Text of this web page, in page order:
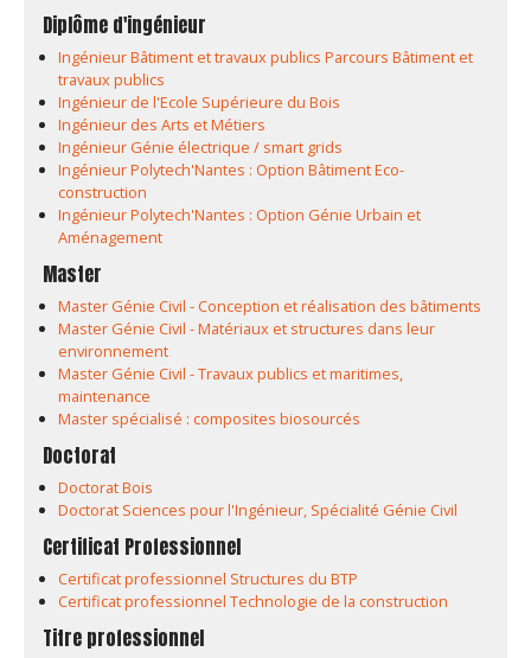
Diplôme d'ingénieur
Ingénieur Bâtiment et travaux publics Parcours Bâtiment et
travaux publics
Ingénieur de l'Ecole Supérieure du Bois
Ingénieur des Arts et Métiers
Ingénieur Génie électrique / smart grids
Ingénieur Polytech'Nantes : Option Bâtiment Eco-
construction
Ingénieur Polytech'Nantes : Option Génie Urbain et
Aménagement
Master
Master Génie Civil - Conception et réalisation des bâtiments
Master Génie Civil - Matériaux et structures dans leur
environnement
Master Génie Civil - Travaux publics et maritimes,
maintenance
Master spécialisé : composites biosourcés
Doctorat
Doctorat Bois
Doctorat Sciences pour l'Ingénieur, Spécialité Génie Civil
Certificat Professionnel
Certificat professionnel Structures du BTP
Certificat professionnel Technologie de la construction
Titre professionnel